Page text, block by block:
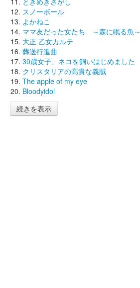
スノーボール
よかねこ
ママ友だった女たち ～森に眠る魚～
大正 乙女カルテ
葬送行進曲
30歳女子、ネコを飼いはじめました
クリスタリアの高貴な義賊
The apple of my eye
Bloodyidol
続きを表示